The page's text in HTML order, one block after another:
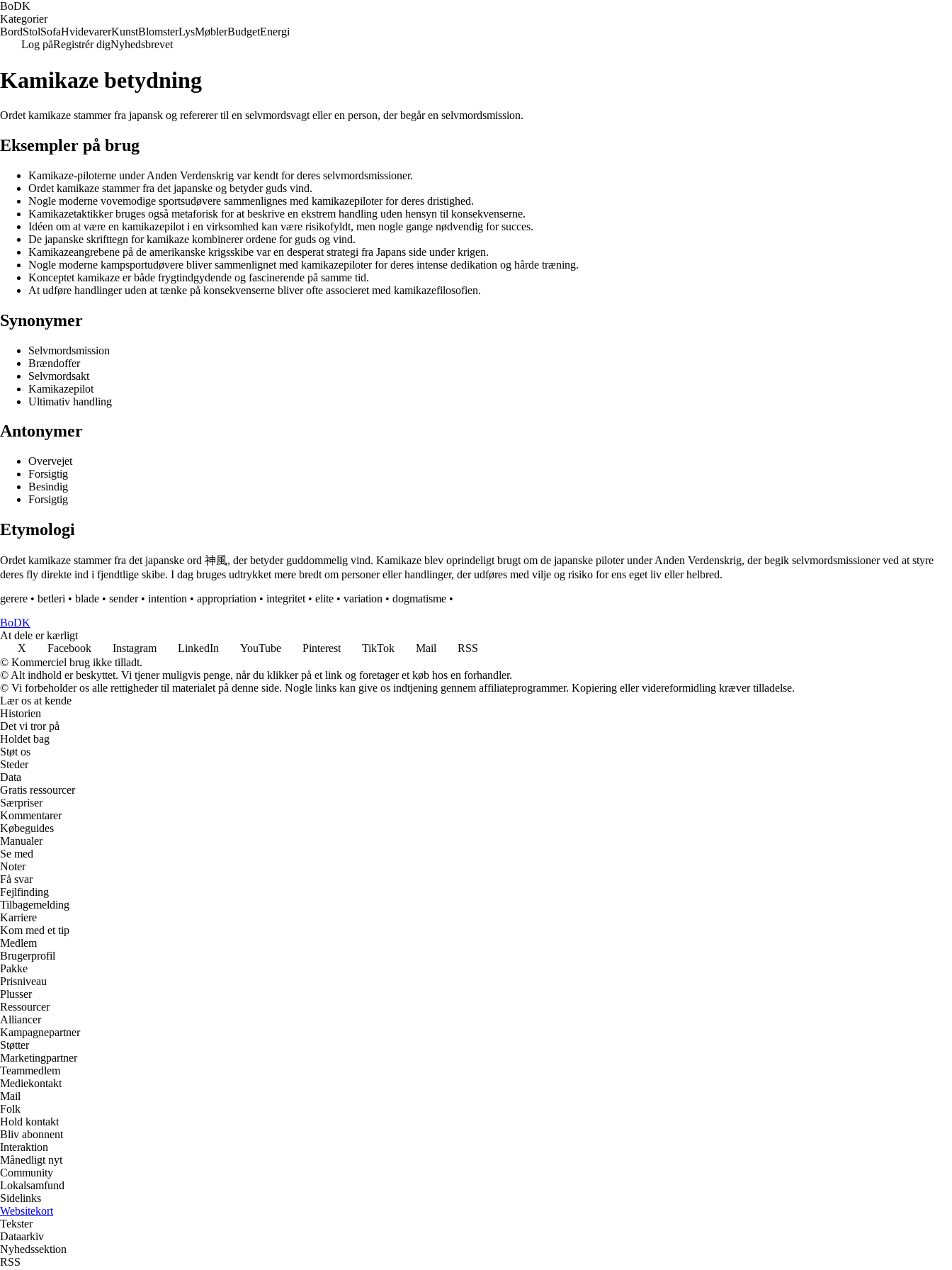
BoDK
Kategorier
BordStolSofaHvidevarerKunstBlomsterLysMøblerBudgetEnergi
Log påRegistrér digNyhedsbrevet
Kamikaze betydning
Ordet kamikaze stammer fra japansk og refererer til en selvmordsvagt eller en person, der begår en selvmordsmission.
Eksempler på brug
Kamikaze-piloterne under Anden Verdenskrig var kendt for deres selvmordsmissioner.
Ordet kamikaze stammer fra det japanske og betyder guds vind.
Nogle moderne vovemodige sportsudøvere sammenlignes med kamikazepiloter for deres dristighed.
Kamikazetaktikker bruges også metaforisk for at beskrive en ekstrem handling uden hensyn til konsekvenserne.
Idéen om at være en kamikazepilot i en virksomhed kan være risikofyldt, men nogle gange nødvendig for succes.
De japanske skrifttegn for kamikaze kombinerer ordene for guds og vind.
Kamikazeangrebene på de amerikanske krigsskibe var en desperat strategi fra Japans side under krigen.
Nogle moderne kampsportudøvere bliver sammenlignet med kamikazepiloter for deres intense dedikation og hårde træning.
Konceptet kamikaze er både frygtindgydende og fascinerende på samme tid.
At udføre handlinger uden at tænke på konsekvenserne bliver ofte associeret med kamikazefilosofien.
Synonymer
Selvmordsmission
Brændoffer
Selvmordsakt
Kamikazepilot
Ultimativ handling
Antonymer
Overvejet
Forsigtig
Besindig
Forsigtig
Etymologi
Ordet kamikaze stammer fra det japanske ord 神風, der betyder guddommelig vind. Kamikaze blev oprindeligt brugt om de japanske piloter under Anden Verdenskrig, der begik selvmordsmissioner ved at styre
deres fly direkte ind i fjendtlige skibe. I dag bruges udtrykket mere bredt om personer eller handlinger, der udføres med vilje og risiko for ens eget liv eller helbred.
gerere • betleri • blade • sender• intention • appropriation • integritet • elite • variation • dogmatisme •
BoDK
At dele er kærligt
X
Facebook Instagram LinkedIn YouTube Pinterest TikTok Mail
RSS
© Kommerciel brug ikke tilladt.
© Alt indhold er beskyttet. Vi tjener muligvis penge, når du klikker på et link og foretager et køb hos en forhandler.
© Vi forbeholder os alle rettigheder til materialet på denne side. Nogle links kan give os indtjening gennem affiliateprogrammer. Kopiering eller videreformidling kræver tilladelse.
Lær os at kende
Historien
Det vi tror på
Holdet bag
Støt os
Steder
Data
Gratis ressourcer
Særpriser
Kommentarer
Købeguides
Manualer
Se med
Noter
Få svar
Fejlfinding
Tilbagemelding
Karriere
Kom med et tip
Medlem
Brugerprofil
Pakke
Prisniveau
Plusser
Ressourcer
Alliancer
Kampagnepartner
Støtter
Marketingpartner
Teammedlem
Mediekontakt
Mail
Folk
Hold kontakt
Bliv abonnent
Interaktion
Månedligt nyt
Community
Lokalsamfund
Sidelinks
Websitekort
Tekster
Dataarkiv
Nyhedssektion
RSS